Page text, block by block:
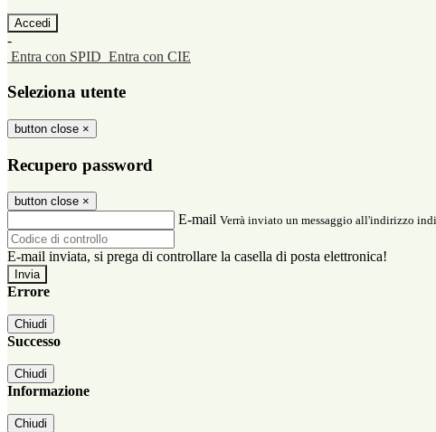
-
Entra con SPID Entra con CIE
Seleziona utente
button close ×
Recupero password
button close ×
E-mail Verrà inviato un messaggio all'indirizzo
E-mail inviata, si prega di controllare la casella di posta elettronica!
Errore
Chiudi
Successo
Chiudi
Informazione
Chiudi